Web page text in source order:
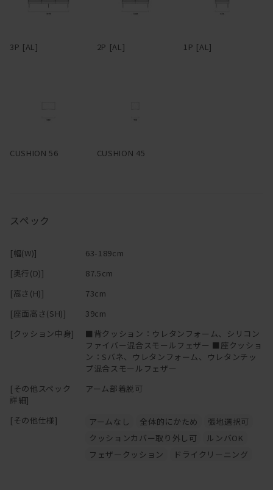
のも特長。
イピングとは、2枚の布や革の継ぎ目に別布を挟んでとめる縫製手
スペースに合わせて柔軟にレイアウトできるよう、片アームタイ
ァブリックであれば、汚れてしまってもカバーを取り外してドライ
クリーニングに出せる。カバーのみの購入も可能。
―
3P [AL] 2P [AL] 1P [AL]
CUSHION 56 CUSHION 45
スペック
[幅(W)]
63-189cm
[奥行(D)]
87.5cm
[高さ(H)]
73cm
[座面高さ(SH)]
39cm
[クッション中身]
■背クッション：ウレタンフォーム、シリコン
ファイバー混合スモールフェザー ■座クッショ
ン：Sバネ、ウレタンフォーム、ウレタンチッ
プ混合スモールフェザー
[その他スペック
詳細]
アーム部着脱可
[その他仕様] アームなし 全体的にかため
張地選択可
クッションカバー取り外し可
ルンバOK
フェザークッション
ドライクリーニング